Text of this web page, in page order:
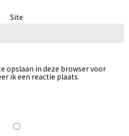
Site
opslaan in deze browser voor
ik een reactie plaats.